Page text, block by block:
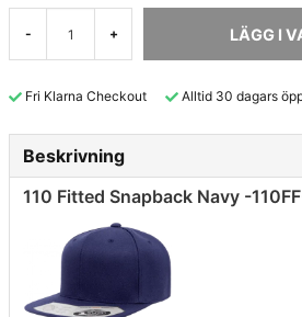
- + LÄGG I
Fri Klarna Checkout Alltid 30 dagars
Beskrivning
110 Fitted Snapback Navy -